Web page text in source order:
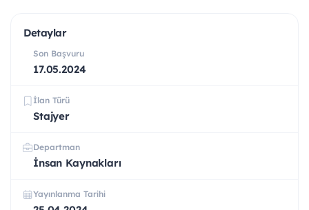
Detaylar
Son Başvuru
17.05.2024
İlan Türü
Stajyer
Departman
İnsan Kaynakları
Yayınlanma Tarihi